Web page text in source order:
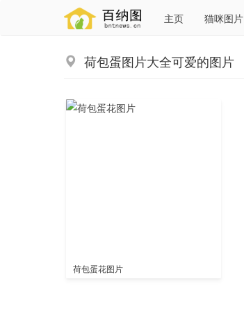
主页 猫咪图片
荷包蛋图片大全可爱的图片
荷包蛋花图片